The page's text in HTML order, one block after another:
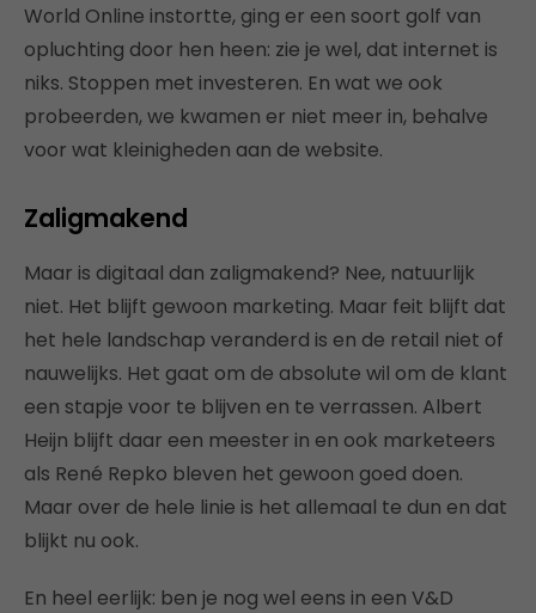
World Online instortte, ging er een soort golf van
opluchting door hen heen: zie je wel, dat internet is
niks. Stoppen met investeren. En wat we ook
probeerden, we kwamen er niet meer in, behalve
voor wat kleinigheden aan de website.
Zaligmakend
Maar is digitaal dan zaligmakend? Nee, natuurlijk
niet. Het blijft gewoon marketing. Maar feit blijft dat
het hele landschap veranderd is en de retail niet of
nauwelijks. Het gaat om de absolute wil om de klant
een stapje voor te blijven en te verrassen. Albert
Heijn blijft daar een meester in en ook marketeers
als René Repko bleven het gewoon goed doen.
Maar over de hele linie is het allemaal te dun en dat
blijkt nu ook.
En heel eerlijk: ben je nog wel eens in een V&D